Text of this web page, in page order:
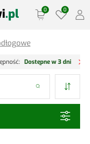
Dostępne w 3 dni